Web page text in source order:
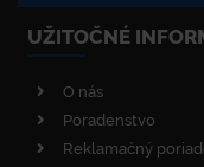
UŽITOČNÉ
O nás
Poradenstvo
Reklamačný